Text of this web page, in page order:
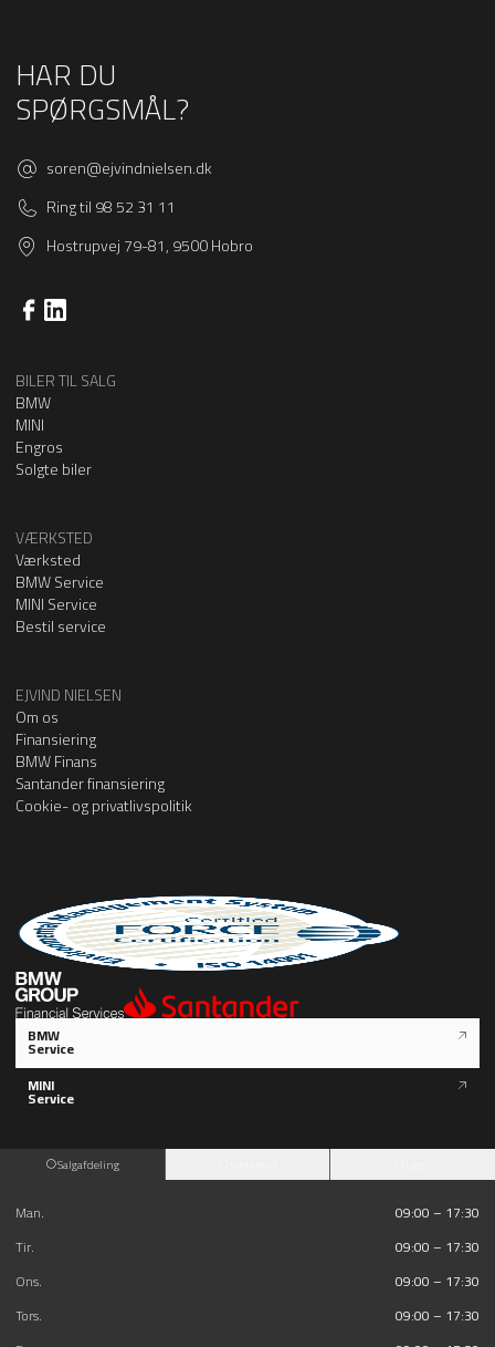
HAR DU
SPØRGSMÅL?
soren@ejvindnielsen.dk
Ring til 98 52 31 11
Hostrupvej 79-81, 9500 Hobro
BILER TIL SALG
BMW
MINI
Engros
Solgte biler
VÆRKSTED
Værksted
BMW Service
MINI Service
Bestil service
EJVIND NIELSEN
Om os
Finansiering
BMW Finans
Santander finansiering
Cookie- og privatlivspolitik
BMW
Service
MINI
Service
Salgafdeling
Man.
09:00 – 17:30
Tir.
09:00 – 17:30
Ons.
09:00 – 17:30
Tors.
09:00 – 17:30